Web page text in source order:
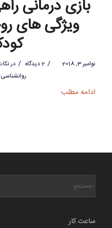
بازی درمانی
ویژگی های
نوامبر 3, 2018 / 2 دیدگاه / در
ادامه مطلب
ساعت کار